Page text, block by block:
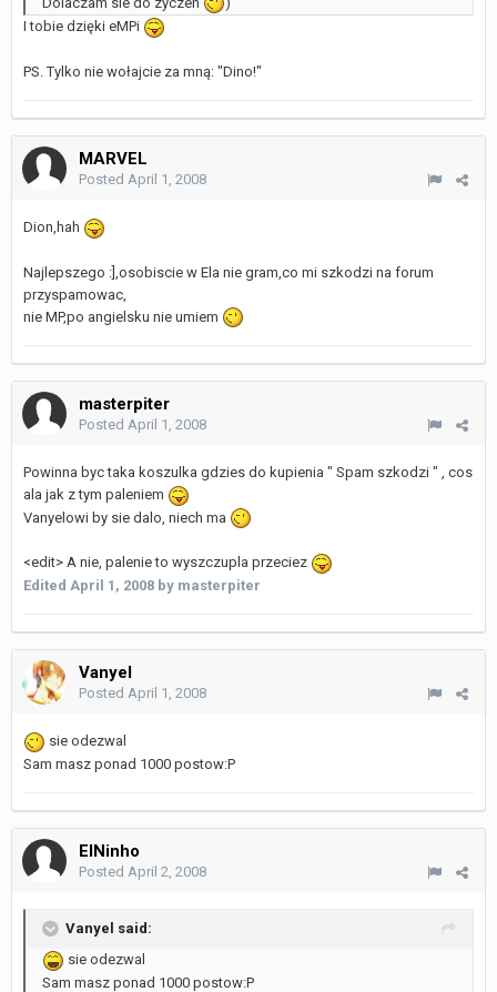
I tobie dzięki eMPi
PS. Tylko nie wołajcie za mną: "Dino!"
MARVEL
Posted April 1, 2008
Dion,hah
Najlepszego :],osobiscie w Ela nie gram,co mi szkodzi na forum
przyspamowac,
nie MP,po angielsku nie umiem
masterpiter
Posted April 1, 2008
Powinna byc taka koszulka gdzies do kupienia " Spam szkodzi " , cos
ala jak z tym paleniem
Vanyelowi by sie dalo, niech ma
<edit> A nie, palenie to wyszczupla przeciez
Edited April 1, 2008 by masterpiter
Vanyel
Posted April 1, 2008
sie odezwal
Sam masz ponad 1000 postow:P
ElNinho
Posted April 2, 2008
Vanyel said:
sie odezwal
Sam masz ponad 1000 postow:P